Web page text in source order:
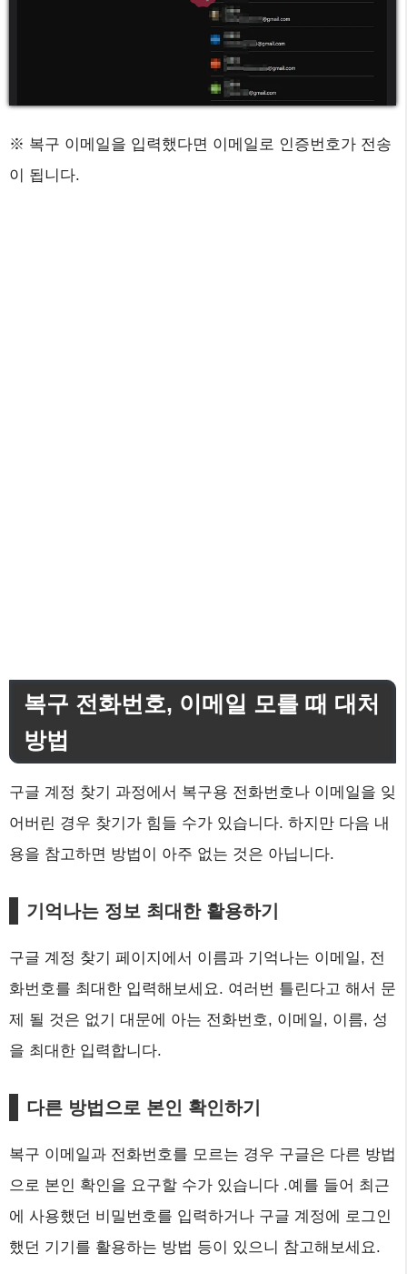
※ 복구 이메일을 입력했다면 이메일로 인증번호가 전송
이 됩니다.
복구 전화번호, 이메일 모를 때 대처
방법
구글 계정 찾기 과정에서 복구용 전화번호나 이메일을 잊
어버린 경우 찾기가 힘들 수가 있습니다. 하지만 다음 내
용을 참고하면 방법이 아주 없는 것은 아닙니다.
기억나는 정보 최대한 활용하기
구글 계정 찾기 페이지에서 이름과 기억나는 이메일, 전
화번호를 최대한 입력해보세요. 여러번 틀린다고 해서 문
제 될 것은 없기 대문에 아는 전화번호, 이메일, 이름, 성
을 최대한 입력합니다.
다른 방법으로 본인 확인하기
복구 이메일과 전화번호를 모르는 경우 구글은 다른 방법
으로 본인 확인을 요구할 수가 있습니다 .예를 들어 최근
에 사용했던 비밀번호를 입력하거나 구글 계정에 로그인
했던 기기를 활용하는 방법 등이 있으니 참고해보세요.